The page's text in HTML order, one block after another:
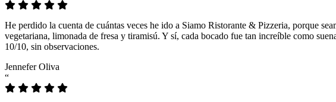
He perdido la cuenta de cuántas veces he ido a Siamo Ristorante & Pizzeria, porque
vegetariana, limonada de fresa y tiramisú. Y sí, cada bocado fue tan increíble como
10/10, sin observaciones.
Jennefer Oliva
“